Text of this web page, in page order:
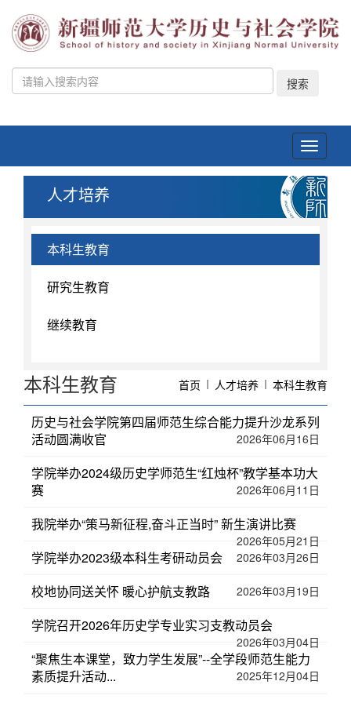
搜索
Toggle
人才培养
本科生教育
研究生教育
继续教育
本科生教育 首页 人才培养 本科生教育
历史与社会学院第四届师范生综合能力提升沙龙系列
活动圆满收官
2026年06月16日
学院举办2024级历史学师范生“红烛杯”教学基本功大
赛
2026年06月11日
我院举办“策马新征程,奋斗正当时” 新生演讲比赛
2026年05月21日
学院举办2023级本科生考研动员会 2026年03月26日
校地协同送关怀 暖心护航支教路 2026年03月19日
学院召开2026年历史学专业实习支教动员会
2026年03月04日
“聚焦生本课堂，致力学生发展”--全学段师范生能力
素质提升活动...
2025年12月04日